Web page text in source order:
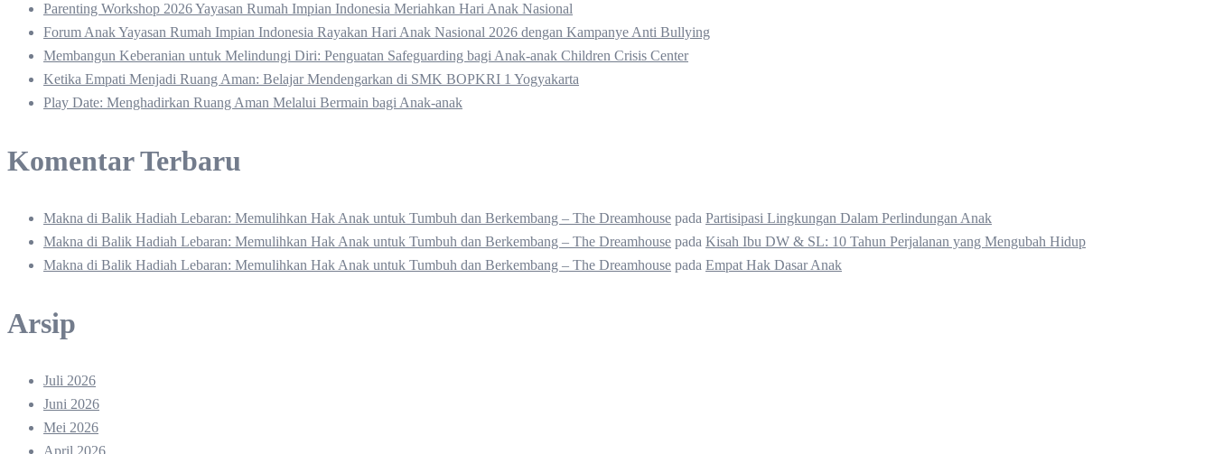
Parenting Workshop 2026 Yayasan Rumah Impian Indonesia Meriahkan Hari Anak Nasional
Forum Anak Yayasan Rumah Impian Indonesia Rayakan Hari Anak Nasional 2026 dengan Kampanye Anti Bullying
Membangun Keberanian untuk Melindungi Diri: Penguatan Safeguarding bagi Anak-anak Children Crisis Center
Ketika Empati Menjadi Ruang Aman: Belajar Mendengarkan di SMK BOPKRI 1 Yogyakarta
Play Date: Menghadirkan Ruang Aman Melalui Bermain bagi Anak-anak
Komentar Terbaru
Makna di Balik Hadiah Lebaran: Memulihkan Hak Anak untuk Tumbuh dan Berkembang – The Dreamhouse pada Partisipasi Lingkungan Dalam Perlindungan Anak
Makna di Balik Hadiah Lebaran: Memulihkan Hak Anak untuk Tumbuh dan Berkembang – The Dreamhouse pada Kisah Ibu DW & SL: 10 Tahun Perjalanan yang Mengubah Hidup
Makna di Balik Hadiah Lebaran: Memulihkan Hak Anak untuk Tumbuh dan Berkembang – The Dreamhouse pada Empat Hak Dasar Anak
Arsip
Juli 2026
Juni 2026
Mei 2026